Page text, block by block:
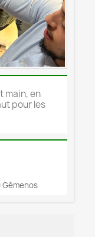
main, en
pour les
Gémenos